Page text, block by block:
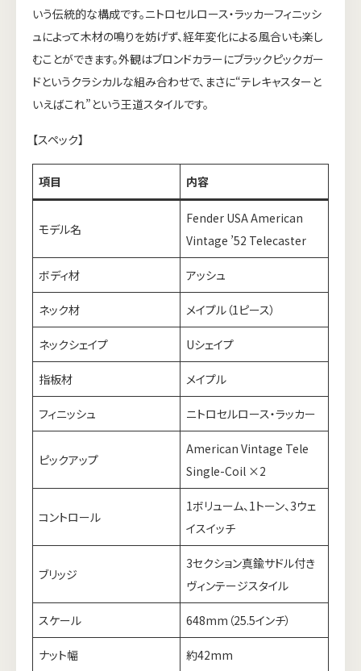
いう伝統的な構成です。ニトロセルロース・ラッカーフィニッシ
ュによって木材の鳴りを妨げず、経年変化による風合いも楽し
むことができます。外観はブロンドカラーにブラックピックガー
ドというクラシカルな組み合わせで、まさに“テレキャスターと
いえばこれ”という王道スタイルです。
【スペック】
項目 内容
モデル名
Fender USA American
Vintage ’52 Telecaster
ボディ材 アッシュ
ネック材 メイプル（1ピース）
ネックシェイプ Uシェイプ
指板材 メイプル
フィニッシュ ニトロセルロース・ラッカー
ピックアップ
American Vintage Tele
Single-Coil ×2
コントロール
1ボリューム、1トーン、3ウェ
イスイッチ
ブリッジ
3セクション真鍮サドル付き
ヴィンテージスタイル
スケール 648mm（25.5インチ）
ナット幅 約42mm